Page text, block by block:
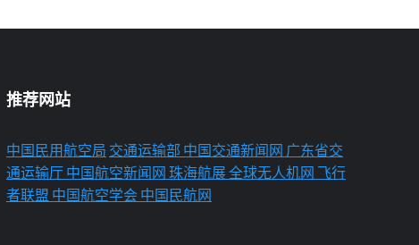
推荐网站
中国民用航空局 交通运输部 中国交通新闻网 广东省交
通运输厅 中国航空新闻网 珠海航展全球无人机网 飞行
者联盟 中国航空学会 中国民航网